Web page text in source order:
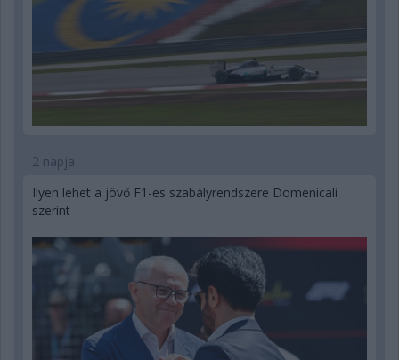
2 napja
Ilyen lehet a jövő F1-es szabályrendszere Domenicali
szerint